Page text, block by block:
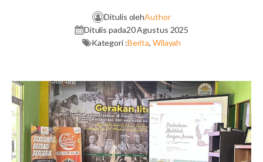
Ditulis olehAuthor
Ditulis pada20 Agustus 2025
Kategori :Berita, Wilayah